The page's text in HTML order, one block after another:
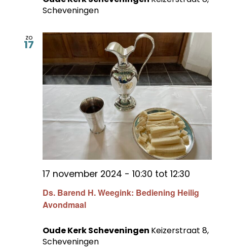
Scheveningen
zo
17
Ds. Barend H. Weegink: Bediening Heilig
Avondmaal
17 november 2024 - 10:30 tot 12:30
Oude Kerk Scheveningen Keizerstraat 8,
Scheveningen